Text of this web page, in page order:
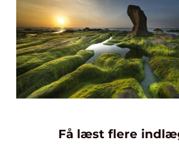
Få læst flere